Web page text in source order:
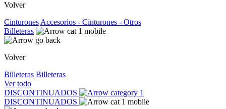
Volver
Cinturones Accesorios - Cinturones - Otros
Billeteras
Volver
Billeteras Billeteras
Ver todo
DISCONTINUADOS
DISCONTINUADOS